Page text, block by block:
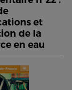
et
de la
en eau